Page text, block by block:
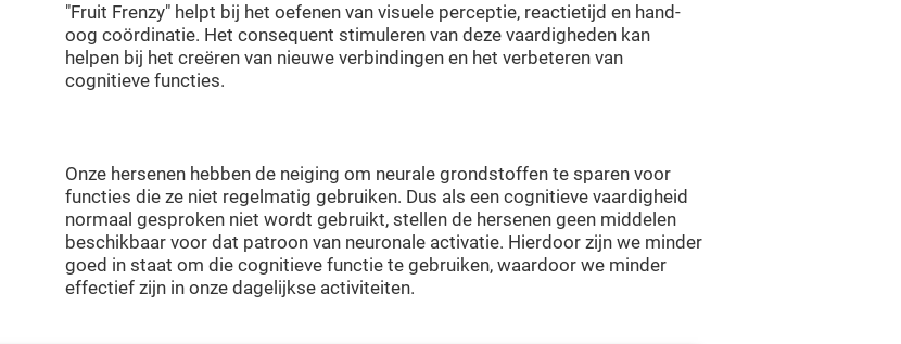
"Fruit Frenzy" helpt bij het oefenen van visuele perceptie, reactietijd en hand-
oog coördinatie. Het consequent stimuleren van deze vaardigheden kan
helpen bij het creëren van nieuwe verbindingen en het verbeteren van
cognitieve functies.
Onze hersenen hebben de neiging om neurale grondstoffen te sparen voor
functies die ze niet regelmatig gebruiken. Dus als een cognitieve vaardigheid
normaal gesproken niet wordt gebruikt, stellen de hersenen geen middelen
beschikbaar voor dat patroon van neuronale activatie. Hierdoor zijn we minder
goed in staat om die cognitieve functie te gebruiken, waardoor we minder
effectief zijn in onze dagelijkse activiteiten.